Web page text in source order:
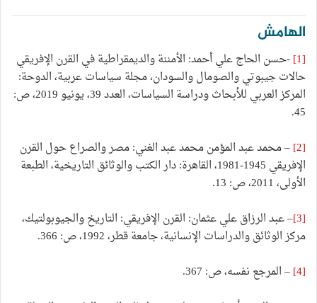
الهامش
[1] -حسن الحاج علي أحمد: الأمننة والديمقراطية في القرن الإفريقي
حالات جيبوتي والصومال والسودان، مجلة سياسات عربية، الدوحة:
المركز العربي للأبحاث ودراسة السياسات، العدد 39، يونيو 2019، ص:
45.
[2] – محمد عبد المؤمن محمد عبد الغني: مصر والصراع حول القرن
الإفريقي 1945-1981، القاهرة: دار الكتب والوثائق التاريخية، الطبعة
الأولى، 2011، ص: 13.
[3] – عبد الرزاق علي عثمان: القرن الإفريقي: التاريخ والجيوبولتيك،
مركز الوثائق والدراسات الإنسانية، جامعة قطر، 1992، ص: 366.
[4] – المرجع نفسه، ص: 367.